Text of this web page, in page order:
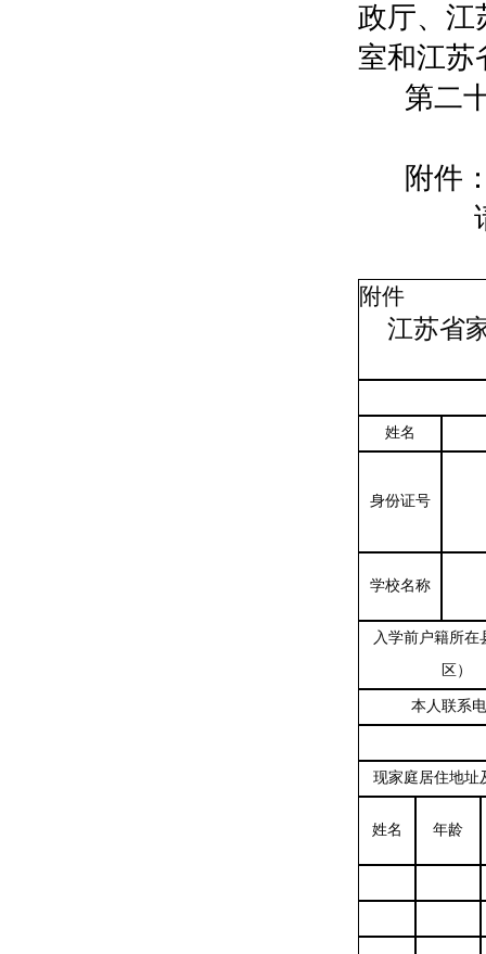
政厅、江
室和江苏
第二
附件
附件
江苏省
姓名
身份证号
学校名称
入学前户籍所在
区）
本人联系
现家庭居住地
姓名 年龄